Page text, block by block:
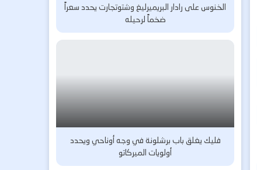
الخنوس على رادار البريميرليغ وشتوتجارت يحدد سعراً
ضخماً لرحيله
فليك يغلق باب برشلونة في وجه أوناحي ويحدد
أولويات الميركاتو